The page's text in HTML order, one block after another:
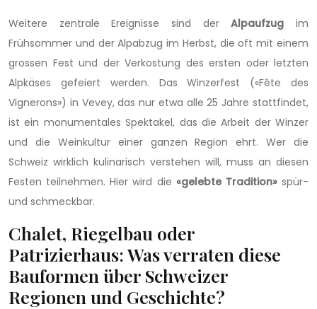
Weitere zentrale Ereignisse sind derAlpaufzug im
Frühsommer und der Alpabzug im Herbst, die oft mit einem
grossen Fest und der Verkostung des ersten oder letzten
Alpkäses gefeiert werden. Das Winzerfest («Fête des
Vignerons») in Vevey, das nur etwa alle 25 Jahre stattfindet,
ist ein monumentales Spektakel, das die Arbeit der Winzer
und die Weinkultur einer ganzen Region ehrt. Wer die
Schweiz wirklich kulinarisch verstehen will, muss an diesen
Festen teilnehmen. Hier wird die «gelebte Tradition»spür-
und schmeckbar.
Chalet, Riegelbau oder
Patrizierhaus: Was verraten diese
Bauformen über Schweizer
Regionen und Geschichte?